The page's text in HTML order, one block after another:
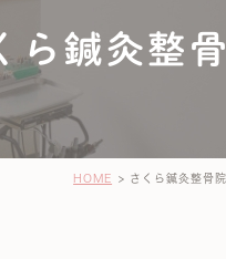
タニティ整体 アト
ら鍼灸整
HOME さくら鍼灸整骨